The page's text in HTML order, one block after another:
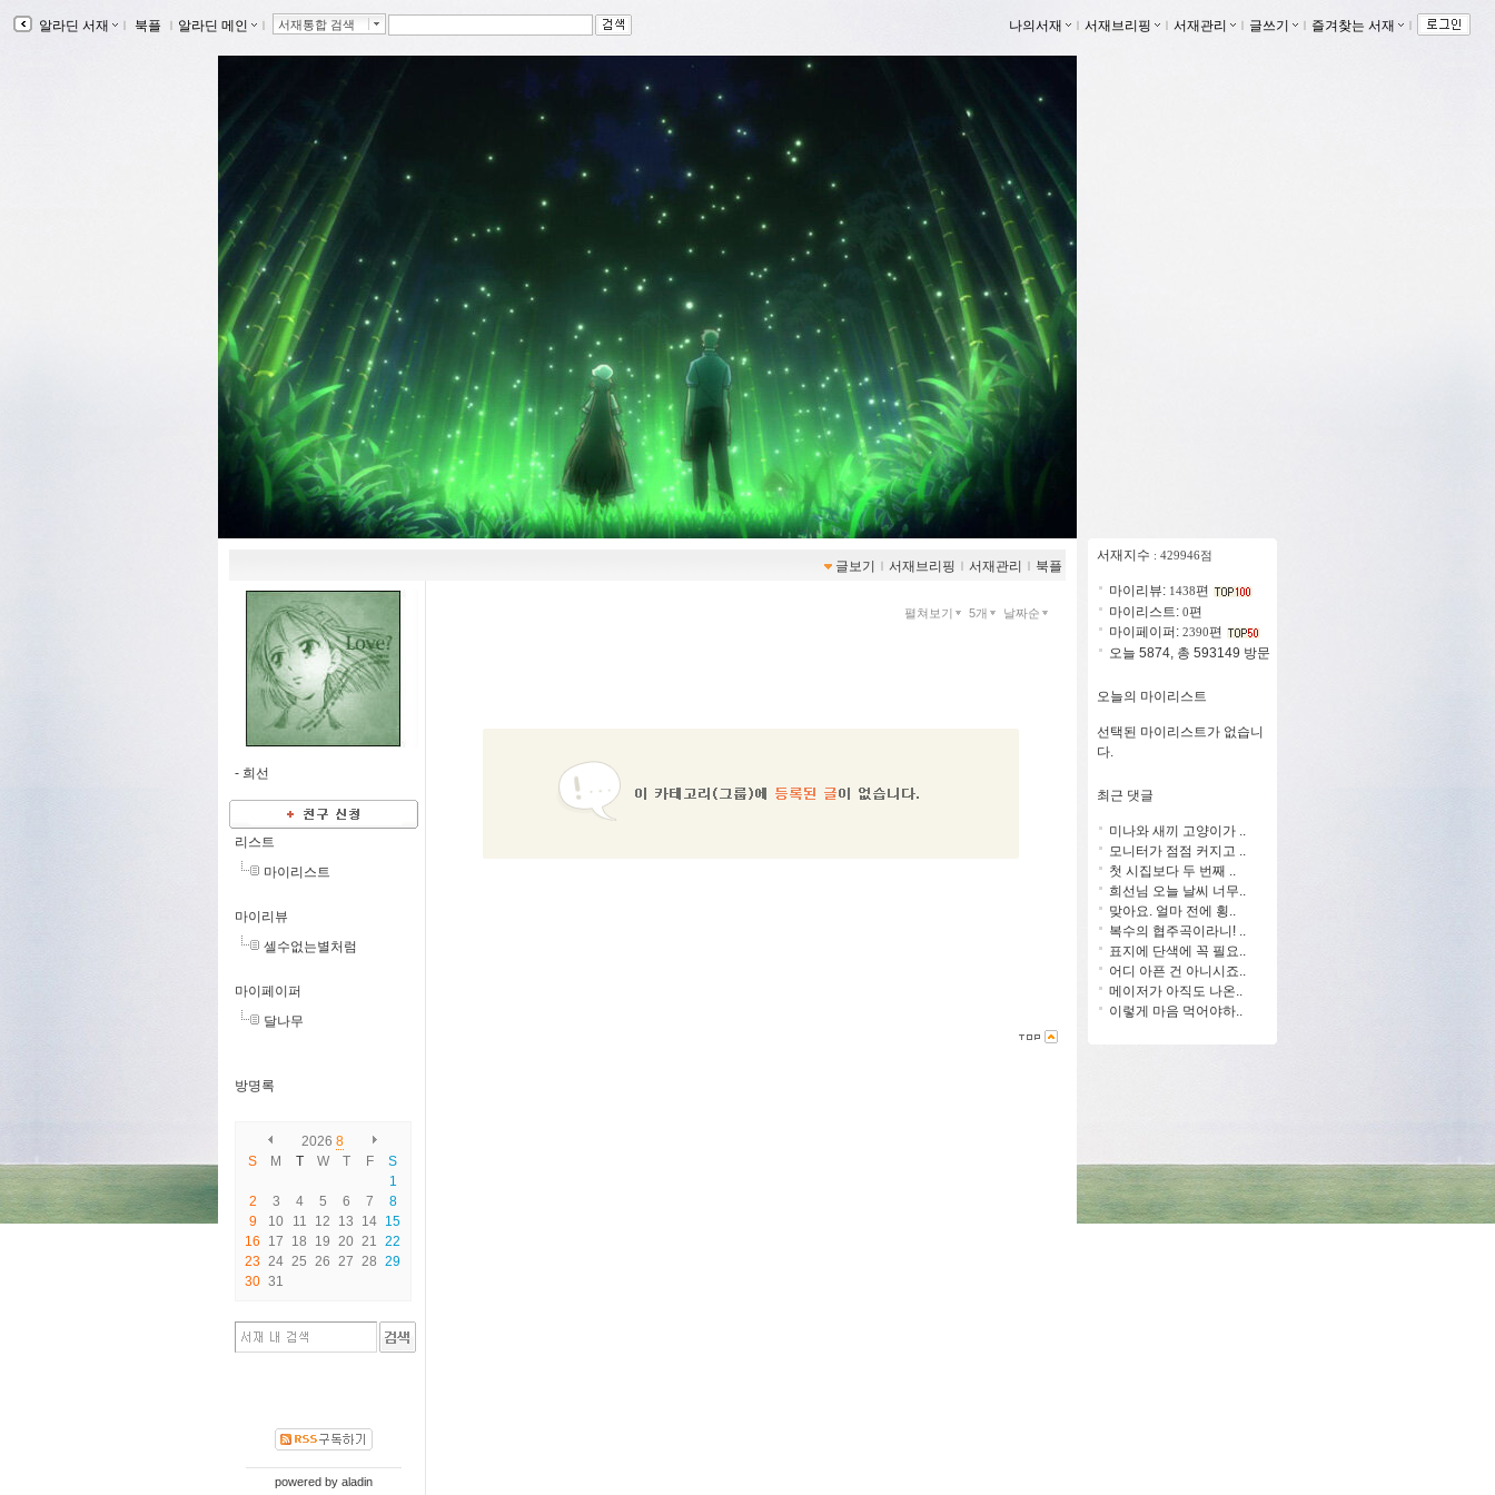
알라딘 서재 ｌ 북플 ｌ 알라딘 메인 ｌ 서재통합 검색 나의서재 ｌ 서재브리핑 ｌ 서재관리 ｌ 글쓰기 ｌ 즐겨찾는 서재 ｌ
글보기 ｌ 서재브리핑 ｌ 서재관리 ｌ 북플
- 희선
리스트
마이리스트
마이리뷰
셀수없는별처럼
마이페이퍼
달나무
방명록
2026 8
S
M T W T F
S
1
2
3 4 5 6 7
8
9
10 11 12 13 14 15
16
17 18 19 20 21
22
23 24 25 26 27 28 29
30 31
powered by aladin
펼쳐보기 5개 날짜순
서재지수 : 429946점
마이리뷰: 1438편
마이리스트: 0편
마이페이퍼: 2390편
오늘 5874, 총 593149 방문
오늘의 마이리스트
선택된 마이리스트가 없습니
다.
최근 댓글
미나와 새끼 고양이가 ..
모니터가 점점 커지고 ..
첫 시집보다 두 번째 ..
희선님 오늘 날씨 너무..
맞아요. 얼마 전에 횡..
복수의 협주곡이라니! ..
표지에 단색에 꼭 필요..
어디 아픈 건 아니시죠..
메이저가 아직도 나온..
이렇게 마음 먹어야하..